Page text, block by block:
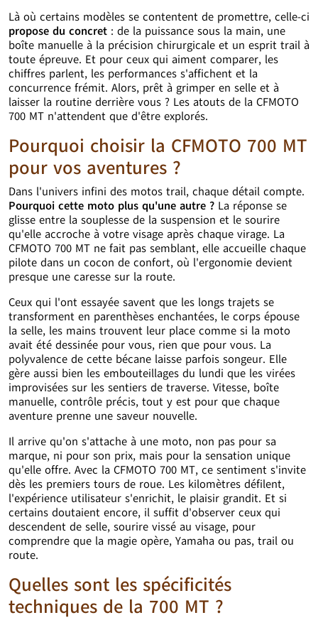
Là où certains modèles se contentent de promettre, celle-ci
propose du concret : de la puissance sous la main, une
boîte manuelle à la précision chirurgicale et un esprit trail à
toute épreuve. Et pour ceux qui aiment comparer, les
chiffres parlent, les performances s'affichent et la
concurrence frémit. Alors, prêt à grimper en selle et à
laisser la routine derrière vous ? Les atouts de la CFMOTO
700 MT n'attendent que d'être explorés.
Pourquoi choisir la CFMOTO 700 MT
pour vos aventures ?
Dans l'univers infini des motos trail, chaque détail compte.
Pourquoi cette moto plus qu'une autre ? La réponse se
glisse entre la souplesse de la suspension et le sourire
qu'elle accroche à votre visage après chaque virage. La
CFMOTO 700 MT ne fait pas semblant, elle accueille chaque
pilote dans un cocon de confort, où l'ergonomie devient
presque une caresse sur la route.
Ceux qui l'ont essayée savent que les longs trajets se
transforment en parenthèses enchantées, le corps épouse
la selle, les mains trouvent leur place comme si la moto
avait été dessinée pour vous, rien que pour vous. La
polyvalence de cette bécane laisse parfois songeur. Elle
gère aussi bien les embouteillages du lundi que les virées
improvisées sur les sentiers de traverse. Vitesse, boîte
manuelle, contrôle précis, tout y est pour que chaque
aventure prenne une saveur nouvelle.
Il arrive qu'on s'attache à une moto, non pas pour sa
marque, ni pour son prix, mais pour la sensation unique
qu'elle offre. Avec la CFMOTO 700 MT, ce sentiment s'invite
dès les premiers tours de roue. Les kilomètres défilent,
l'expérience utilisateur s'enrichit, le plaisir grandit. Et si
certains doutaient encore, il suffit d'observer ceux qui
descendent de selle, sourire vissé au visage, pour
comprendre que la magie opère, Yamaha ou pas, trail ou
route.
Quelles sont les spécificités
techniques de la 700 MT ?